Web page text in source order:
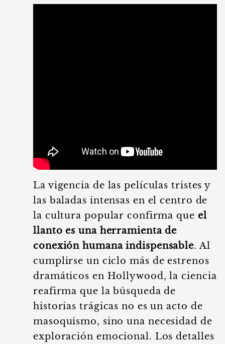
La vigencia de las películas tristes y
las baladas intensas en el centro de
la cultura popular confirma que el
llanto es una herramienta de
conexión humana indispensable. Al
cumplirse un ciclo más de estrenos
dramáticos en Hollywood, la ciencia
reafirma que la búsqueda de
historias trágicas no es un acto de
masoquismo, sino una necesidad de
exploración emocional. Los detalles